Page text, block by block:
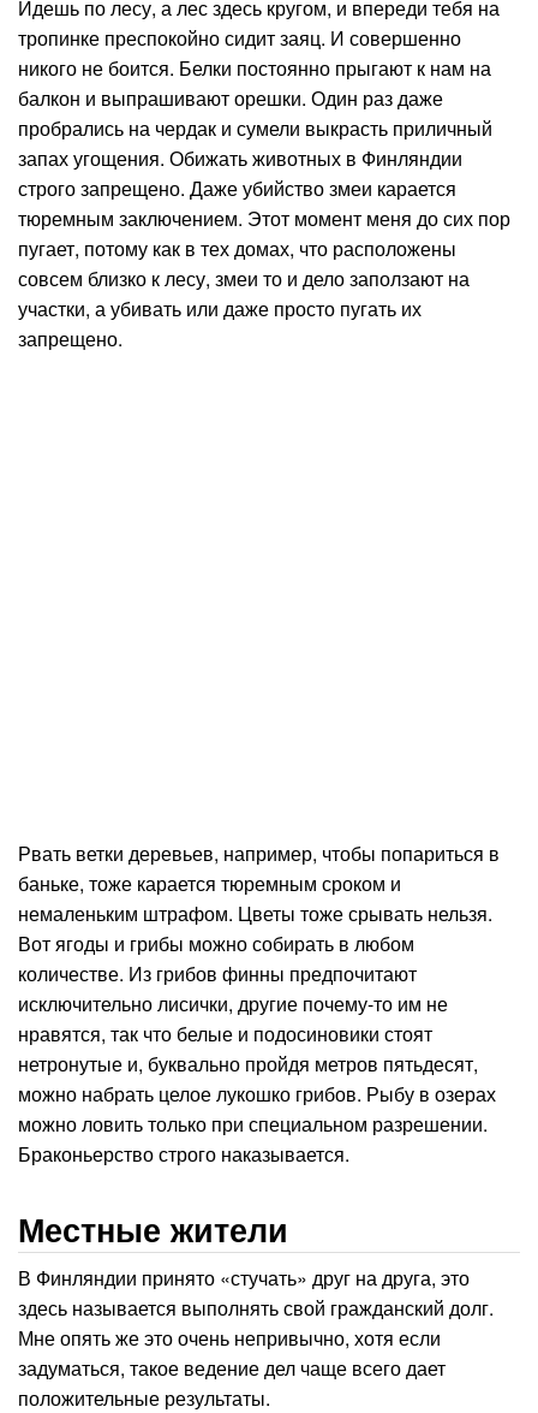
Идешь по лесу, а лес здесь кругом, и впереди тебя на
тропинке преспокойно сидит заяц. И совершенно
никого не боится. Белки постоянно прыгают к нам на
балкон и выпрашивают орешки. Один раз даже
пробрались на чердак и сумели выкрасть приличный
запах угощения. Обижать животных в Финляндии
строго запрещено. Даже убийство змеи карается
тюремным заключением. Этот момент меня до сих пор
пугает, потому как в тех домах, что расположены
совсем близко к лесу, змеи то и дело заползают на
участки, а убивать или даже просто пугать их
запрещено.
Рвать ветки деревьев, например, чтобы попариться в
баньке, тоже карается тюремным сроком и
немаленьким штрафом. Цветы тоже срывать нельзя.
Вот ягоды и грибы можно собирать в любом
количестве. Из грибов финны предпочитают
исключительно лисички, другие почему-то им не
нравятся, так что белые и подосиновики стоят
нетронутые и, буквально пройдя метров пятьдесят,
можно набрать целое лукошко грибов. Рыбу в озерах
можно ловить только при специальном разрешении.
Браконьерство строго наказывается.
Местные жители
В Финляндии принято «стучать» друг на друга, это
здесь называется выполнять свой гражданский долг.
Мне опять же это очень непривычно, хотя если
задуматься, такое ведение дел чаще всего дает
положительные результаты.